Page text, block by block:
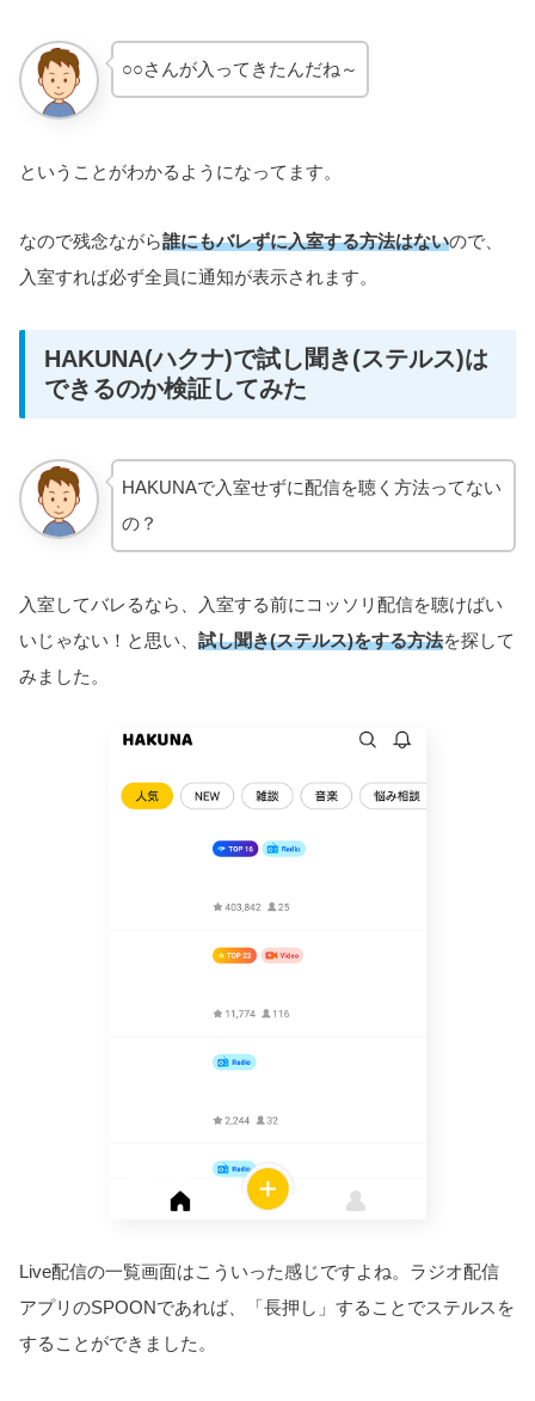
○○さんが入ってきたんだね～
ということがわかるようになってます。
なので残念ながら誰にもバレずに入室する方法はないので、
入室すれば必ず全員に通知が表示されます。
HAKUNA(ハクナ)で試し聞き(ステルス)は
できるのか検証してみた
HAKUNAで入室せずに配信を聴く方法ってない
の？
入室してバレるなら、入室する前にコッソリ配信を聴けばい
いじゃない！と思い、 試し聞き(ステルス)をする方法を探して
みました。
Live配信の一覧画面はこういった感じですよね。ラジオ配信
アプリのSPOONであれば、「長押し」することでステルスを
することができました。